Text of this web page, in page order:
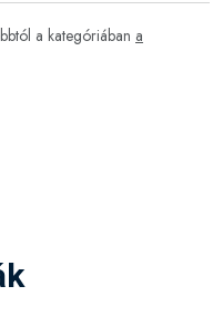
a kategóriában a